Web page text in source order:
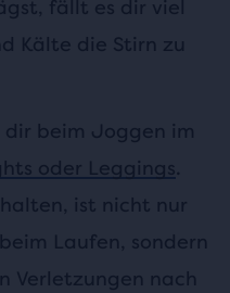
fällt es dir viel
Kälte die Stirn zu
dir beim Joggen im
oder Leggings.
ist nicht nur
Laufen, sondern
Verletzungen nach